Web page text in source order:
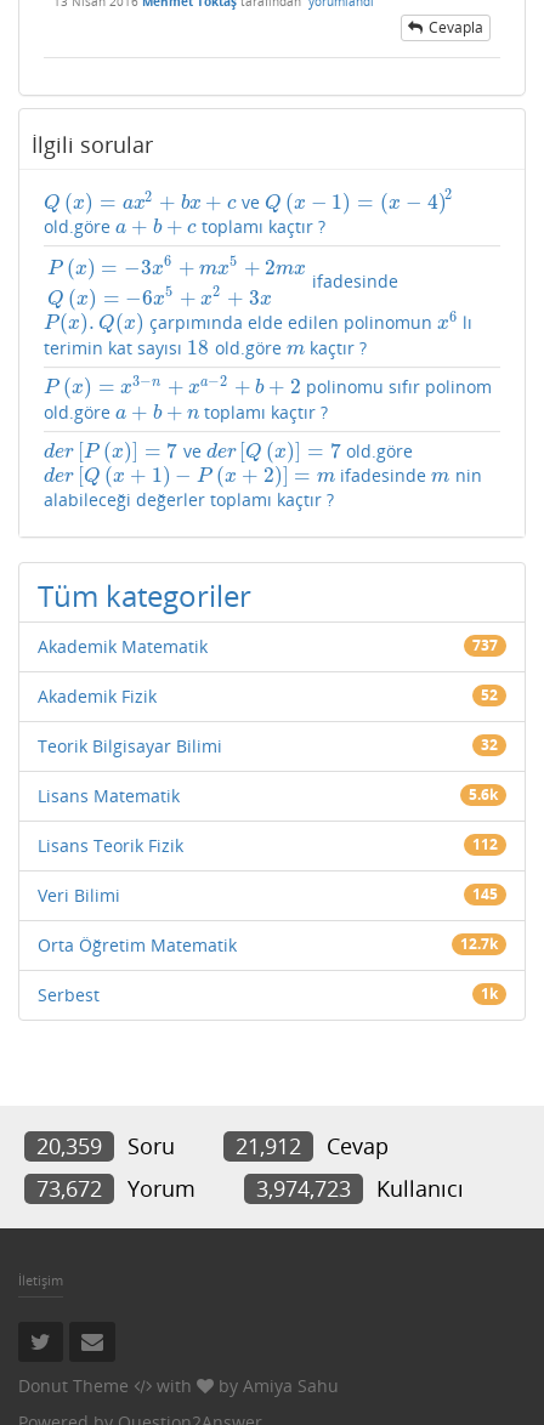
Cevapla
İlgili sorular
Q (x) = ax2 + bx + c
Q( x)=a x2+ bx+ ve Q (x − 1) = (x − 4)2
Q( x−1 )=( x−4 )2
old.göre a + b + c
a+b+c toplamı kaçtır ?
P (x) = −3x6 + mx5 + 2mx
Q (x) = −6x5 + x2 + 3x
P( )=−3 mx5 + m xQ(x − 6x5+x +3x
ifadesinde
P(x). Q(x)
P(x).Q( x) çarpımında elde edilen polinomunx6
x6 lı
terimin kat sayısı 18
18 old.göre m
mkaçtır ?
P (x) = x3−n + xa−2 + b + 2
P(x)=x −n +xa−2 +b +2
polinomu sıfır polinom
old.göre a + b + n
a+b+n toplamı kaçtır ?
der [P (x)] = 7
der[ P(x )]=7 ve der [Q (x)] = 7
der[ Q(x )]=7 old.göre
der [Q (x + 1) − P (x + 2)] = m
der[ Q(x +1 −P x+ 2)] =m ifadesindem
m nin
alabileceği değerler toplamı kaçtır ?
Tüm kategoriler
Akademik Matematik 737
Akademik Fizik 52
Teorik Bilgisayar Bilimi 32
Lisans Matematik 5.6k
Lisans Teorik Fizik 112
Veri Bilimi 145
Orta Öğretim Matematik 12.7k
Serbest 1k
20,359 Soru 21,912
Cevap
73,672
Yorum 3,974,723 Kullanıcı
İletişim
Donut Theme with by Amiya Sahu